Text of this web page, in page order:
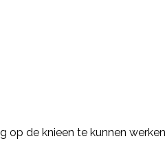
de knieen te kunnen